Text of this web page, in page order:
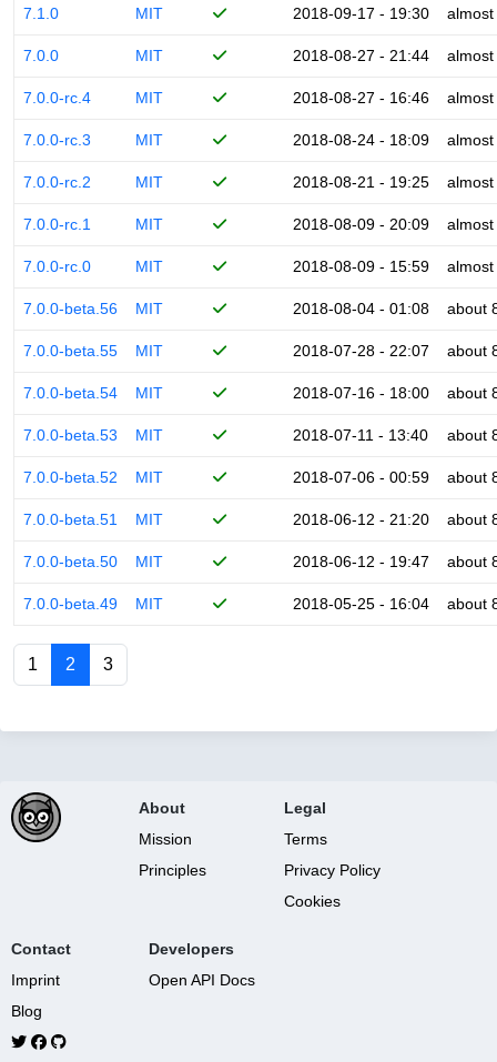
7.1.0 MIT 2018-09-17 - 19:30
7.0.0 MIT 2018-08-27 - 21:44
7.0.0-rc.4 MIT 2018-08-27 - 16:46
7.0.0-rc.3 MIT 2018-08-24 - 18:09
7.0.0-rc.2 MIT 2018-08-21 - 19:25
7.0.0-rc.1 MIT 2018-08-09 - 20:09
7.0.0-rc.0 MIT 2018-08-09 - 15:59
7.0.0-beta.56 MIT 2018-08-04 - 01:08 about
7.0.0-beta.55 MIT 2018-07-28 - 22:07 about
7.0.0-beta.54 MIT 2018-07-16 - 18:00 about
7.0.0-beta.53 MIT 2018-07-11 - 13:40 about
7.0.0-beta.52 MIT 2018-07-06 - 00:59 about
7.0.0-beta.51 MIT 2018-06-12 - 21:20 about
7.0.0-beta.50 MIT 2018-06-12 - 19:47 about
7.0.0-beta.49 MIT 2018-05-25 - 16:04 about
1 2 3
About
Mission
Principles
Legal
Terms
Privacy Policy
Cookies
Contact
Imprint
Blog
Developers
Open API Docs